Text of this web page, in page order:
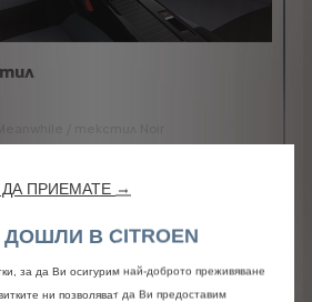
ПОКРИВА
ПРИЕМАТЕ →
В CITROEN
за да Ви осигурим най-доброто преживяване
ни позволяват да Ви предоставим